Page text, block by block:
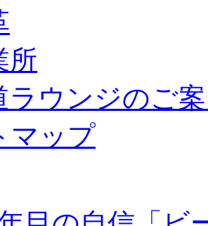
所
ラウンジのご
マップ